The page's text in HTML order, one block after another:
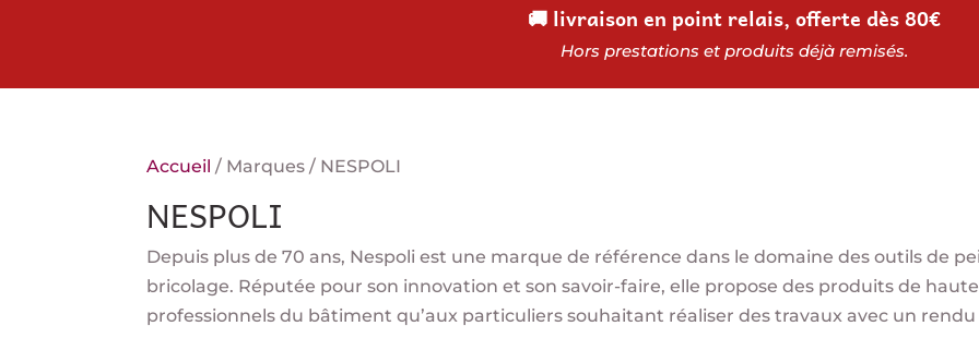
🚚 livraison en point relais, offerte dès 80€
Hors prestations et produits déjà remisés.
Accueil / Marques / NESPOLI
NESPOLI
Depuis plus de 70 ans, Nespoli est une marque de référence dans le domaine des outils de
bricolage. Réputée pour son innovation et son savoir-faire, elle propose des produits de
professionnels du bâtiment qu’aux particuliers souhaitant réaliser des travaux avec un